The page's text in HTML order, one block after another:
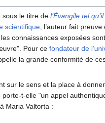
sous le titre de l’Évangile tel
scientifique , l’auteur fait
, les connaissances exposées
Pour ce fondateur de
la grande conformité de
sur le sens et la place à
t-elle "un appel
Maria Valtorta :